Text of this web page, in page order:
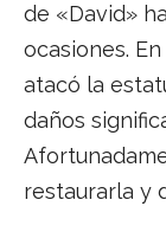
de «David»
ocasiones.
atacó la
daños
restaurarla y